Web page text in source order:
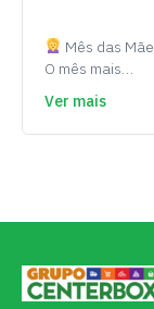
Mês das
O mês mais…
Ver mais